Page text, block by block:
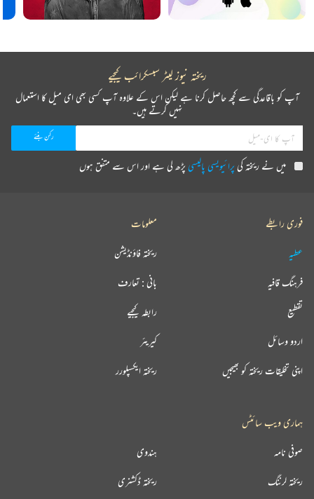
ریختہ نیوز لیٹر سبسکرائب کیجیے
آپ کو باقاعدگی سے کچھ حاصل کرنا ہے لیکن اس کے علاوہ آپ کسی بھی ای میل کا استعمال
نہیں کرتے ہیں۔
میں نے ریختہ کیپرائیویسی پالیسیپڑھ لی ہے اور اس سے متفق ہوں
فوری رابطے
عطیہ
فرہنگ قافیہ
تقطیع
اردو وسائل
اپنی تخلیقات ریختہ کو بھیجیں
معلومات
ریختہ فاؤنڈیشن
بانی : تعارف
رابطہ کیجیے
کیریئر
ریختہ ایکسپلورر
ہماری ویب سائٹس
ہندوی صوفی نامہ
ریختہ ڈکشنری ریختہ لرننگ